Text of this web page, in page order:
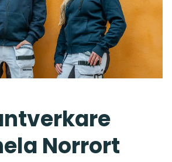
Norrort